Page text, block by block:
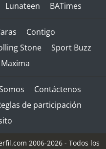
Lunateen BATimes
Contigo
Stone
Sport Buzz
Maxima
Contáctenos
de participación
2006-2026 - Todos los